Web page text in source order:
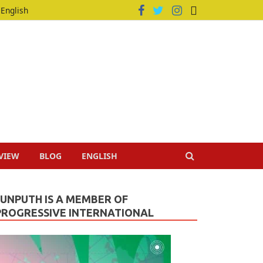
English
BLOG ENGLISH
IS A MEMBER OF
INTERNATIONAL